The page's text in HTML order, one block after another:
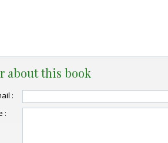
about this book
:
: